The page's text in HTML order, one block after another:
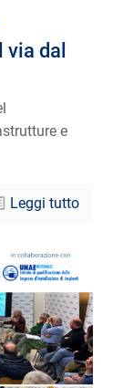
dal
e
Leggi tutto